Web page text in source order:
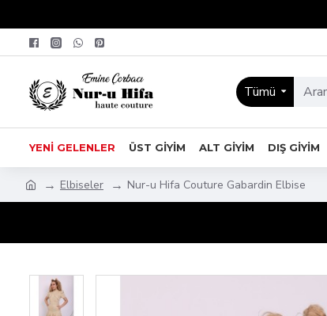
Tümü
YENI GELENLER ÜST GIYIM ALT GIYIM DIŞ GIYIM
Elbiseler Nur-u Hifa Couture Gabardin Elbise